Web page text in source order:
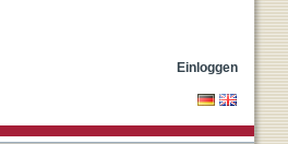
Einloggen